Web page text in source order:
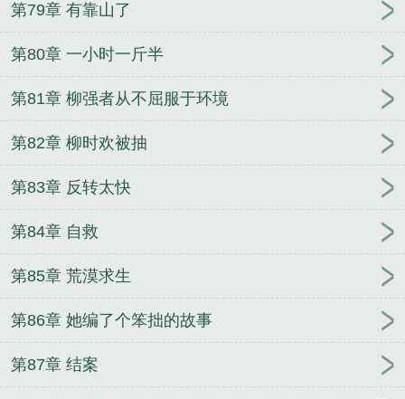
第79章 有靠山了
第80章 一小时一斤半
第81章 柳强者从不屈服于环境
第82章 柳时欢被抽
第83章 反转太快
第84章 自救
第85章 荒漠求生
第86章 她编了个笨拙的故事
第87章 结案